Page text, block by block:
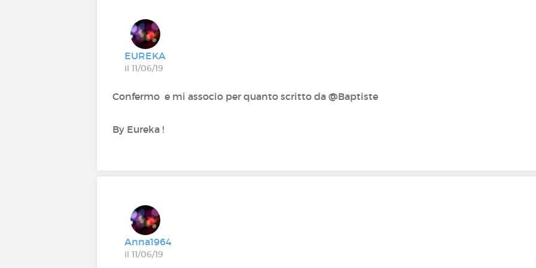
EUREKA
il 11/06/19
Confermo e mi associo per quanto scritto da @Baptiste‍
By Eureka !
Anna1964
il 11/06/19